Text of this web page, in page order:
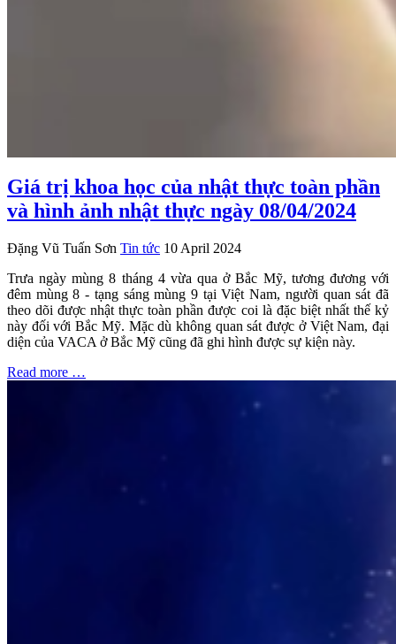
Giá trị khoa học của nhật thực toàn phần
và hình ảnh nhật thực ngày 08/04/2024
Đặng Vũ Tuấn Sơn Tin tức 10 April 2024
Trưa ngày mùng 8 tháng 4 vừa qua ở Bắc Mỹ, tương đương với
đêm mùng 8 - tạng sáng mùng 9 tại Việt Nam, người quan sát đã
theo dõi được nhật thực toàn phần được coi là đặc biệt nhất thế kỷ
này đối với Bắc Mỹ. Mặc dù không quan sát được ở Việt Nam, đại
diện của VACA ở Bắc Mỹ cũng đã ghi hình được sự kiện này.
Read more …